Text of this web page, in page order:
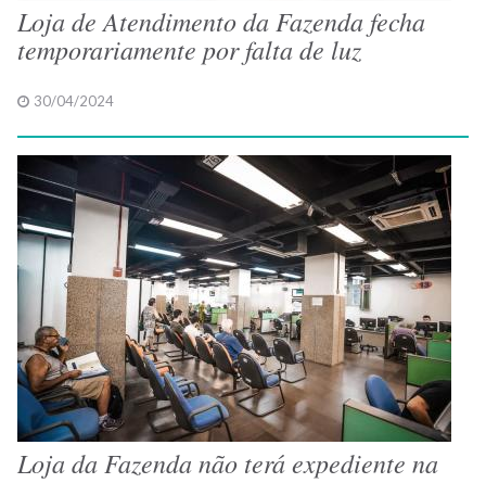
Loja de Atendimento da Fazenda fecha
temporariamente por falta de luz
30/04/2024
Loja da Fazenda não terá expediente na